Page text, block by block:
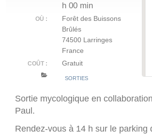
h 00 min
OÙ :
Forêt des Buissons
Brûlés
74500 Larringes
France
COÛT : Gratuit
SORTIES
Sortie mycologique en
Paul.
Rendez-vous à 14 h sur le